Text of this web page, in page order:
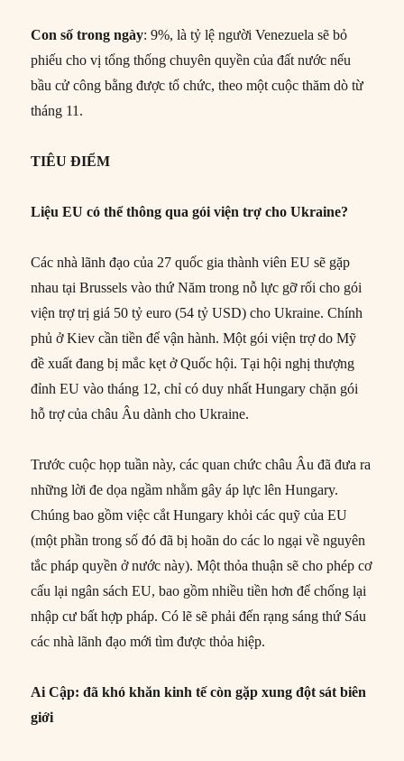
Con số trong ngày: 9%, là tỷ lệ người Venezuela sẽ bỏ
phiếu cho vị tổng thống chuyên quyền của đất nước nếu
bầu cử công bằng được tổ chức, theo một cuộc thăm dò từ
tháng 11.
TIÊU ĐIỂM
Liệu EU có thể thông qua gói viện trợ cho Ukraine?
Các nhà lãnh đạo của 27 quốc gia thành viên EU sẽ gặp
nhau tại Brussels vào thứ Năm trong nỗ lực gỡ rối cho gói
viện trợ trị giá 50 tỷ euro (54 tỷ USD) cho Ukraine. Chính
phủ ở Kiev cần tiền để vận hành. Một gói viện trợ do Mỹ
đề xuất đang bị mắc kẹt ở Quốc hội. Tại hội nghị thượng
đỉnh EU vào tháng 12, chỉ có duy nhất Hungary chặn gói
hỗ trợ của châu Âu dành cho Ukraine.
Trước cuộc họp tuần này, các quan chức châu Âu đã đưa ra
những lời đe dọa ngầm nhằm gây áp lực lên Hungary.
Chúng bao gồm việc cắt Hungary khỏi các quỹ của EU
(một phần trong số đó đã bị hoãn do các lo ngại về nguyên
tắc pháp quyền ở nước này). Một thỏa thuận sẽ cho phép cơ
cấu lại ngân sách EU, bao gồm nhiều tiền hơn để chống lại
nhập cư bất hợp pháp. Có lẽ sẽ phải đến rạng sáng thứ Sáu
các nhà lãnh đạo mới tìm được thỏa hiệp.
Ai Cập: đã khó khăn kinh tế còn gặp xung đột sát biên
giới